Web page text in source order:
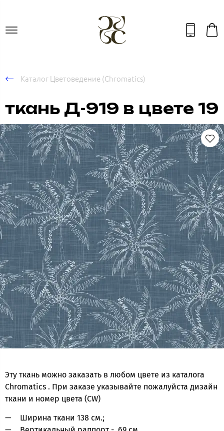
Каталог Цветоведение (Chromatics)
ткань Д-919 в цвете 19
Эту ткань можно заказать в любом цвете из каталога
Chromatics . При заказе указывайте пожалуйста дизайн
ткани и номер цвета (CW)
Ширина ткани 138 см.;